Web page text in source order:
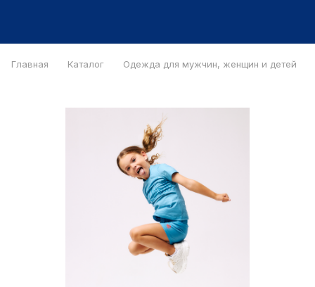
Главная Каталог Одежда для мужчин, женщин и детей